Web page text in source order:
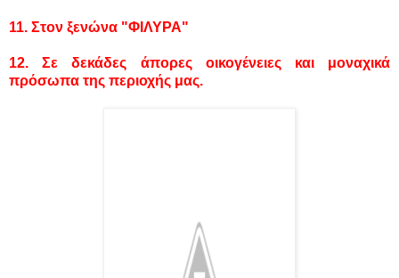
11. Στον ξενώνα "ΦΙΛΥΡΑ"
12. Σε δεκάδες άπορες οικογένειες και μοναχικά
πρόσωπα της περιοχής μας.